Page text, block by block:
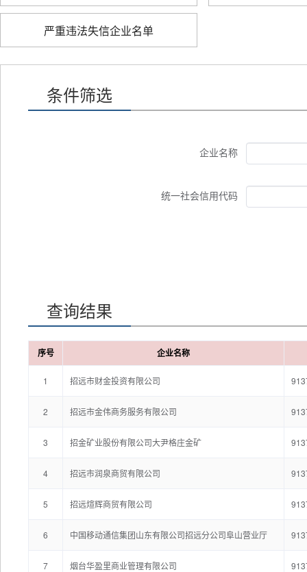
严重违法失信企业名单
条件筛选
企业名称
统一社会信用代码
查询结果
序号 企业名称
1 招远市财金投资有限公司
2 招远市金伟商务服务有限公司
3 招金矿业股份有限公司大尹格庄金矿
4 招远市润泉商贸有限公司
5 招远煊辉商贸有限公司
6 中国移动通信集团山东有限公司招远分公司阜山营业厅
7 烟台华盈里商业管理有限公司